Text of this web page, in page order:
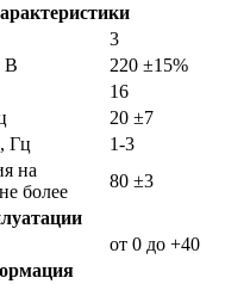
3
В
220 ±15%
16
20 ±7
Гц
1-3
на
более
80 ±3
от 0 до +40